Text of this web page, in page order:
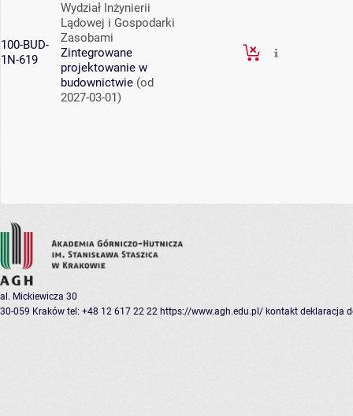
100-BUD-
1N-619
Wydział Inżynierii
Lądowej i Gospodarki
Zasobami
Zintegrowane
projektowanie w
budownictwie (od
2027-03-01)
al. Mickiewicza 30
30-059 Kraków tel: +48 12 617 22 22 https://www.agh.edu.pl/ kontakt deklaracja